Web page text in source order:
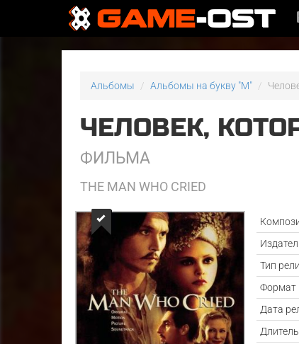
Альбомы Альбомы на букву "M"
ЧЕЛОВЕК,
ФИЛЬМА
THE MAN WHO CRIED
Тип
Формат
Дата